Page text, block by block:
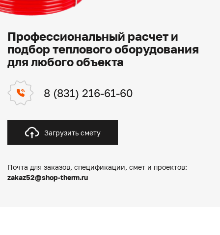
Профессиональный расчет и
подбор теплового оборудования
для любого объекта
8 (831) 216-61-60
Загрузить смету
Почта для заказов, спецификации, смет и проектов:
zakaz52@shop-therm.ru